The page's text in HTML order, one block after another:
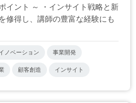
イント ～ ・インサイト戦略と新
修得し、講師の豊富な経験にも
ノベーション 事業開発
顧客創造 インサイト